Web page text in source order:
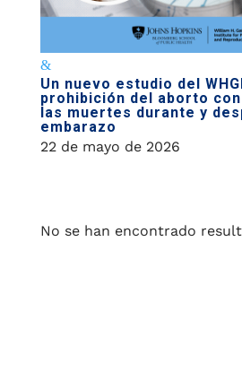
Un nuevo estudio del
prohibición del aborto
las muertes durante y
embarazo
22 de mayo de 2026
No se han encontrado